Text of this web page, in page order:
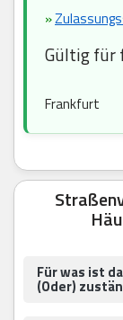
»
Gültig für
Frankfurt
Für was ist
(Oder)